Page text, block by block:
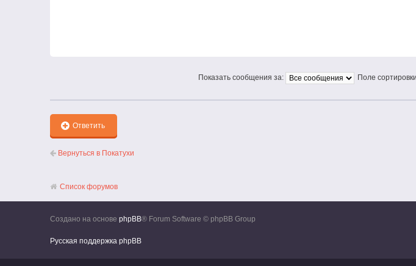
Показать сообщения за: Поле сортировки
Ответить
Вернуться в Покатухи
Список форумов
Создано на основе phpBB® Forum Software © phpBB Group
Русская поддержка phpBB